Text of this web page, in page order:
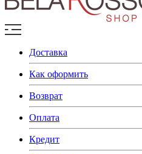
Доставка
Как оформить
Возврат
Оплата
Кредит